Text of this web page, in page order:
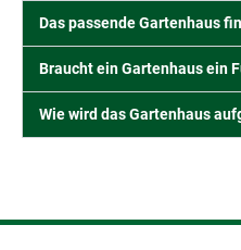
Das passende Gartenhaus
Braucht ein Gartenhaus ein
Wie wird das Gartenhaus